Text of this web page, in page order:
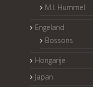
M.I. Hummel
Engeland
Bossons
Hongarije
Japan